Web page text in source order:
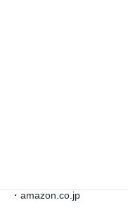
・amazon.co.jp